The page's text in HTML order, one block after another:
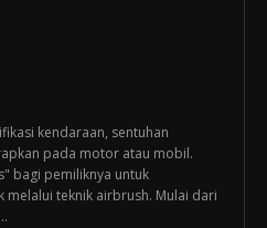
kendaraan, sentuhan
pada motor atau mobil.
bagi pemiliknya untuk
melalui teknik airbrush. Mulai dari